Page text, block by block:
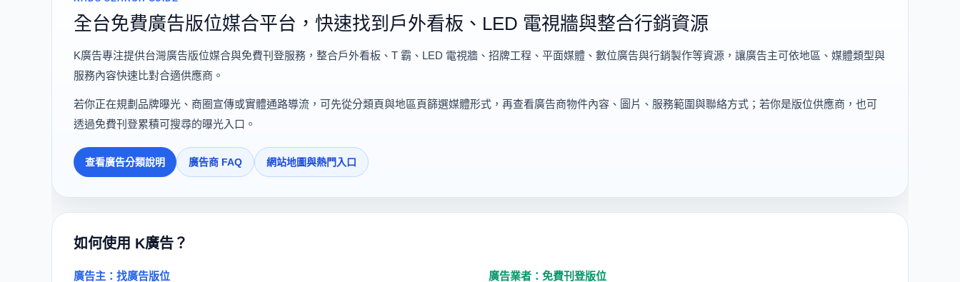
全台免費廣告版位媒合平台，快速找到戶外看板、LED 電視牆與整合行銷資源
K廣告專注提供台灣廣告版位媒合與免費刊登服務，整合戶外看板、T 霸、LED 電視牆、招牌工程、平面媒體、數位廣告與行銷製作等資源，讓廣告主可依地區、媒體類型與
服務內容快速比對合適供應商。
若你正在規劃品牌曝光、商圈宣傳或實體通路導流，可先從分類頁與地區頁篩選媒體形式，再查看廣告商物件內容、圖片、服務範圍與聯絡方式；若你是版位供應商，也可
透過免費刊登累積可搜尋的曝光入口。
查看廣告分類說明 廣告商 FAQ 網站地圖與熱門入口
如何使用 K廣告？
廣告主：找廣告版位 廣告業者：免費刊登版位